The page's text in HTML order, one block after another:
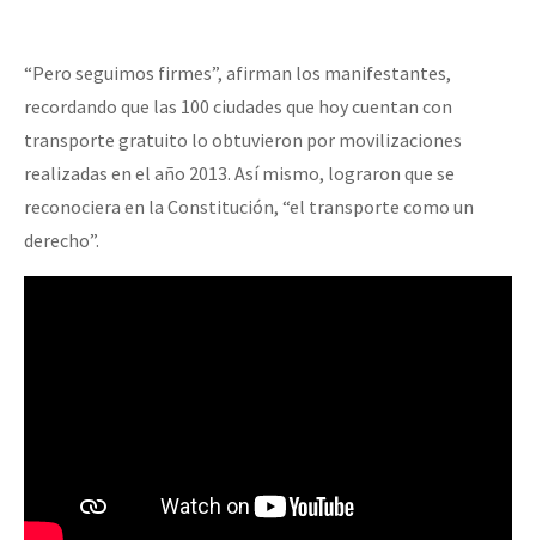
“Pero seguimos firmes”, afirman los manifestantes,
recordando que las 100 ciudades que hoy cuentan con
transporte gratuito lo obtuvieron por movilizaciones
realizadas en el año 2013. Así mismo, lograron que se
reconociera en la Constitución, “el transporte como un
derecho”.